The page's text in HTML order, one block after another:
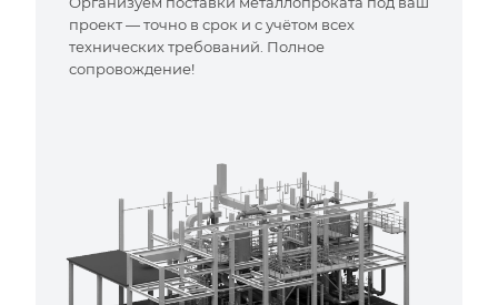
проект — точно в срок и с учётом всех
технических требований. Полное
сопровождение!